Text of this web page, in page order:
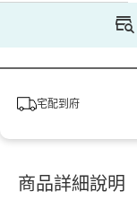
宅配到府
商品詳細說明